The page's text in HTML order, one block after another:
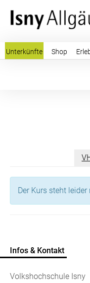
Unterkünfte Shop
Der Kurs steht
Infos & Kontakt
Volkshochschule Isny